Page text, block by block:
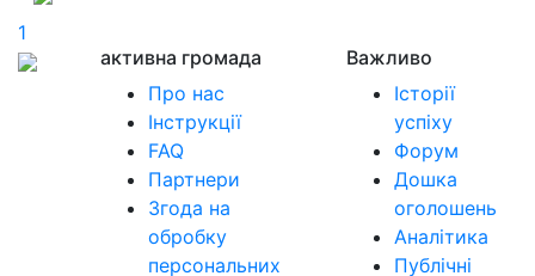
1
активна громада
Про нас
Інструкції
FAQ
Партнери
Згода на
обробку
персональних
Важливо
Історії
успіху
Форум
Дошка
оголошень
Аналітика
Публічні